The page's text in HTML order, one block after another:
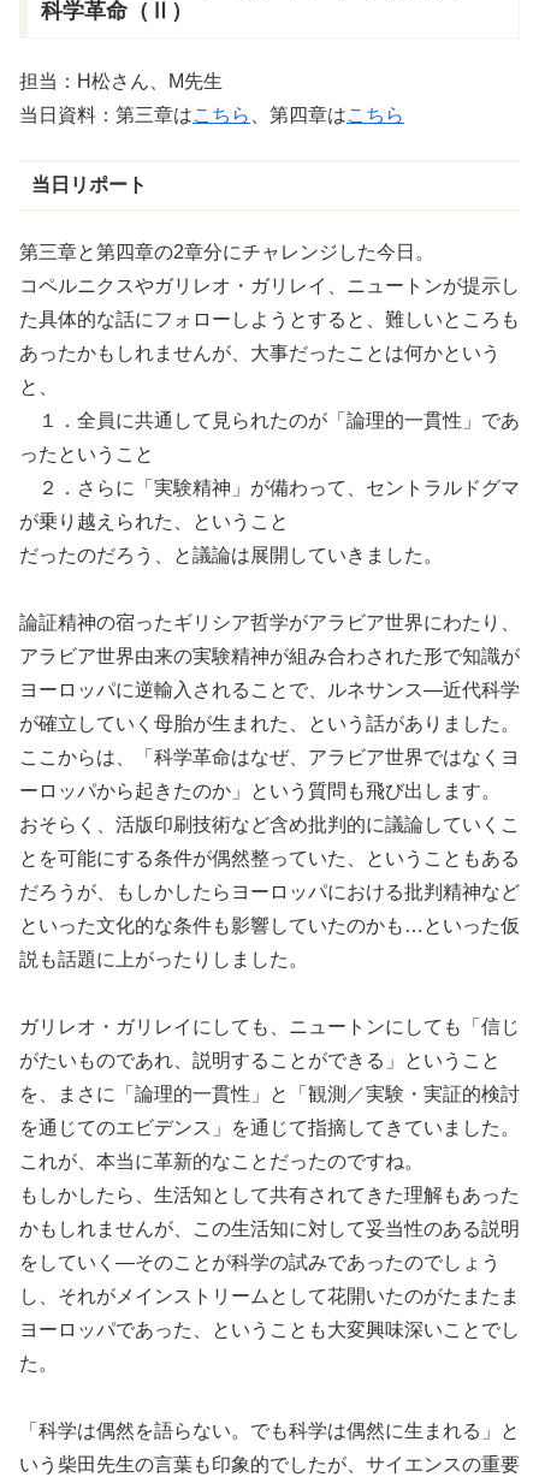
科学革命（Ⅱ）
担当：H松さん、M先生
当日資料：第三章はこちら 、第四章はこちら
当日リポート
第三章と第四章の2章分にチャレンジした今日。
コペルニクスやガリレオ・ガリレイ、ニュートンが提示し
た具体的な話にフォローしようとすると、難しいところも
あったかもしれませんが、大事だったことは何かという
と、
１．全員に共通して見られたのが「論理的一貫性」であ
ったということ
２．さらに「実験精神」が備わって、セントラルドグマ
が乗り越えられた、ということ
だったのだろう、と議論は展開していきました。
論証精神の宿ったギリシア哲学がアラビア世界にわたり、
アラビア世界由来の実験精神が組み合わされた形で知識が
ヨーロッパに逆輸入されることで、ルネサンス―近代科学
が確立していく母胎が生まれた、という話がありました。
ここからは、「科学革命はなぜ、アラビア世界ではなくヨ
ーロッパから起きたのか」という質問も飛び出します。
おそらく、活版印刷技術など含め批判的に議論していくこ
とを可能にする条件が偶然整っていた、ということもある
だろうが、もしかしたらヨーロッパにおける批判精神など
といった文化的な条件も影響していたのかも…といった仮
説も話題に上がったりしました。
ガリレオ・ガリレイにしても、ニュートンにしても「信じ
がたいものであれ、説明することができる」ということ
を、まさに「論理的一貫性」と「観測／実験・実証的検討
を通じてのエビデンス」を通じて指摘してきていました。
これが、本当に革新的なことだったのですね。
もしかしたら、生活知として共有されてきた理解もあった
かもしれませんが、この生活知に対して妥当性のある説明
をしていく―そのことが科学の試みであったのでしょう
し、それがメインストリームとして花開いたのがたまたま
ヨーロッパであった、ということも大変興味深いことでし
た。
「科学は偶然を語らない。でも科学は偶然に生まれる」と
いう柴田先生の言葉も印象的でしたが、サイエンスの重要